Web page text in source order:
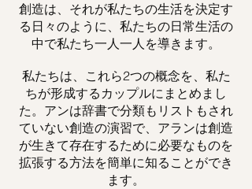
創造は、それが私たちの生活を決定す
る日々のように、私たちの日常生活の
中で私たち一人一人を導きます。
私たちは、これら2つの概念を、私た
ちが形成するカップルにまとめまし
た。アンは辞書で分類もリストもされ
ていない創造の演習で、アランは創造
が生きて存在するために必要なものを
拡張する方法を簡単に知ることができ
ます。